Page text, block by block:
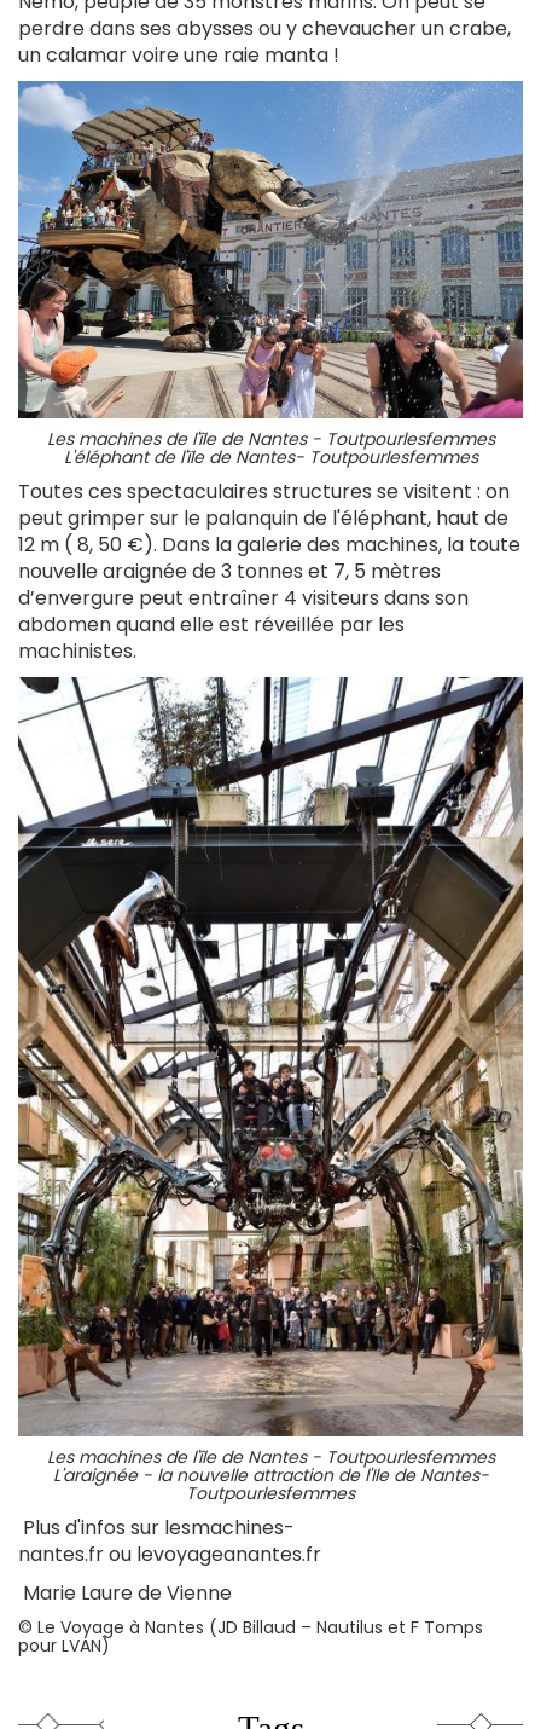
perdre dans ses abysses ou y chevaucher un crabe,
un calamar voire une raie manta !
Les machines de l'île de Nantes - Toutpourlesfemmes
L'éléphant de l'ïle de Nantes- Toutpourlesfemmes
Toutes ces spectaculaires structures se visitent : on
peut grimper sur le palanquin de l'éléphant, haut de
12 m ( 8, 50 €). Dans la galerie des machines, la toute
nouvelle araignée de 3 tonnes et 7, 5 mètres
d’envergure peut entraîner 4 visiteurs dans son
abdomen quand elle est réveillée par les
machinistes.
Les machines de l'île de Nantes - Toutpourlesfemmes
L'araignée - la nouvelle attraction de l'Ile de Nantes-
Toutpourlesfemmes
Plus d'infos sur lesmachines-
nantes.fr ou levoyageanantes.fr
Marie Laure de Vienne
© Le Voyage à Nantes (JD Billaud – Nautilus et F Tomps
pour LVAN)